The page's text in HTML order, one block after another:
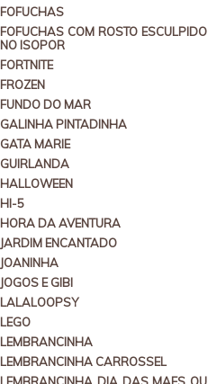
FOFUCHAS
FOFUCHAS COM ROSTO ESCULPIDO
NO ISOPOR
FORTNITE
FROZEN
FUNDO DO MAR
GALINHA PINTADINHA
GATA MARIE
GUIRLANDA
HALLOWEEN
HI-5
HORA DA AVENTURA
JARDIM ENCANTADO
JOANINHA
JOGOS E GIBI
LALALOOPSY
LEGO
LEMBRANCINHA
LEMBRANCINHA CARROSSEL